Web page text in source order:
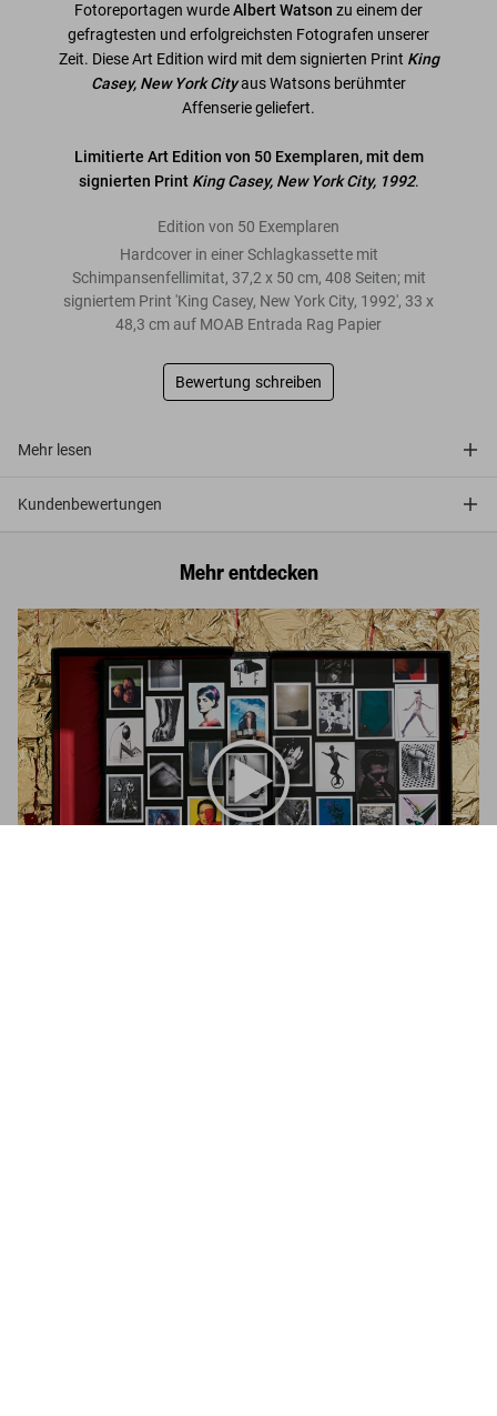
Fotoreportagen wurdeAlbert Watson zu einem der
gefragtesten und erfolgreichsten Fotografen unserer
Zeit. Diese Art Edition wird mit dem signierten Print King
Casey, New York Cityaus Watsons berühmter
Affenserie geliefert.
Limitierte Art Edition von 50 Exemplaren, mit dem
signierten Print King Casey, New York City, 1992.
Edition von 50 Exemplaren
Hardcover in einer Schlagkassette mit
Schimpansenfellimitat, 37,2 x 50 cm, 408 Seiten; mit
signiertem Print 'King Casey, New York City, 1992', 33 x
48,3 cm auf MOAB Entrada Rag Papier
Bewertung schreiben
Mehr lesen
Kundenbewertungen
Mehr entdecken